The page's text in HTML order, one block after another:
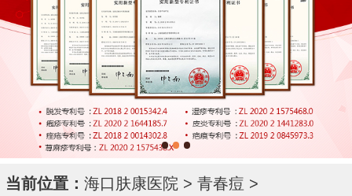
当前位置： 海口肤康医院 > 青春痘 >